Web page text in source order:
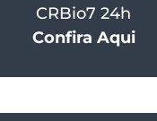
CRBio7 24h
Confira Aqui